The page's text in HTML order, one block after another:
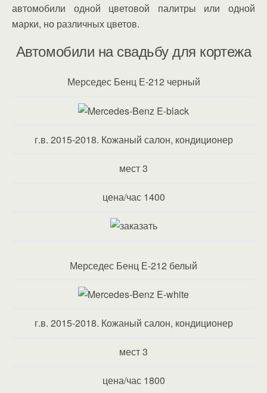
автомобили одной цветовой палитры или одной
марки, но различных цветов.
Автомобили на свадьбу для кортежа
Мерседес Бенц Е-212 черный
г.в. 2015-2018. Кожаный салон, кондиционер
мест 3
цена/час 1400
Мерседес Бенц Е-212 белый
г.в. 2015-2018. Кожаный салон, кондиционер
мест 3
цена/час 1800